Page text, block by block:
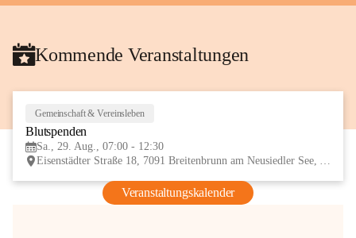
Kommende Veranstaltungen
Gemeinschaft & Vereinsleben
Blutspenden
Sa., 29. Aug., 07:00 - 12:30
Eisenstädter Straße 18, 7091 Breitenbrunn am Neusiedler See, AUT
Veranstaltungskalender